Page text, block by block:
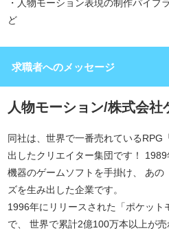
・人物モーション表現の制作パイプ
ど
求職者へのメッセージ
人物モーション/株式会社
同社は、世界で一番売れているRPG
出したクリエイター集団です！
機器のゲームソフトを手掛け、 あの
ズを生み出した企業です。
1996年にリリースされた「ポケッ
で、 世界で累計2億100万本以上が売